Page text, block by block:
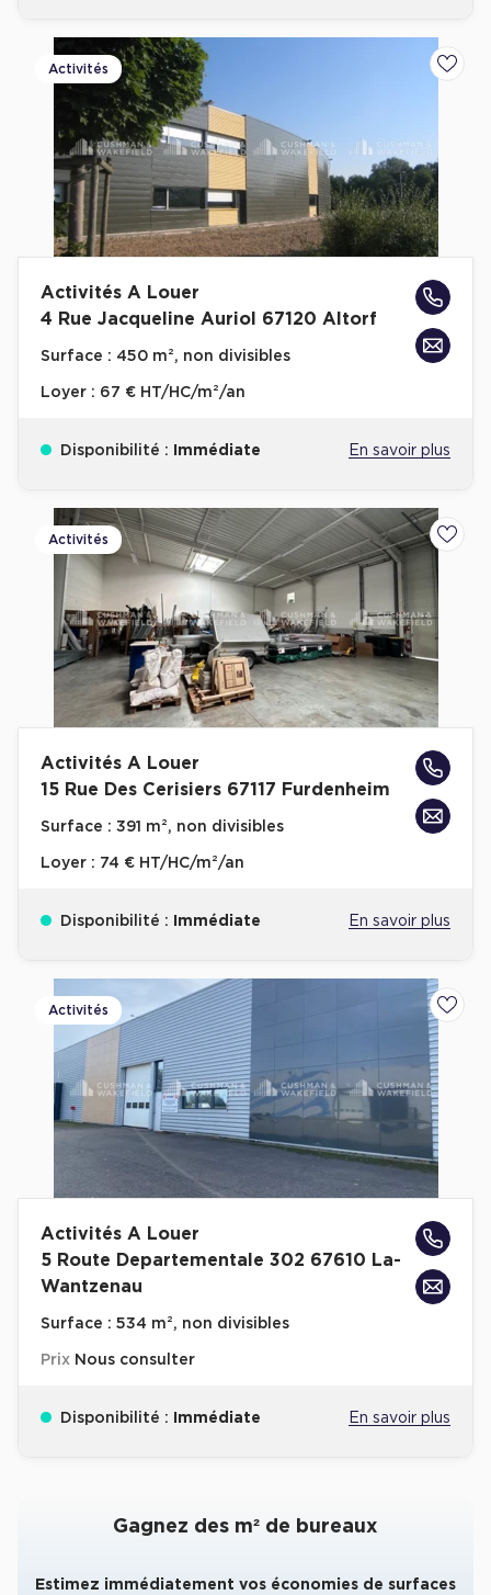
Activités
Activités A Louer
4 Rue Jacqueline Auriol 67120 Altorf
Surface : 450 m², non divisibles
Loyer : 67 € HT/HC/m²/an
Disponibilité : Immédiate En savoir plus
Activités
Activités A Louer
15 Rue Des Cerisiers 67117 Furdenheim
Surface : 391 m², non divisibles
Loyer : 74 € HT/HC/m²/an
Disponibilité : Immédiate En savoir plus
Activités
Activités A Louer
5 Route Departementale 302 67610 La-
Wantzenau
Surface : 534 m², non divisibles
Prix Nous consulter
Disponibilité : Immédiate En savoir plus
Gagnez des m² de bureaux
Estimez immédiatement vos économies de surfaces